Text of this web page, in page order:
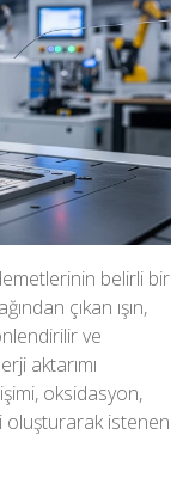
belirli bir
çıkan ışın,
ve
aktarımı
oksidasyon,
oluşturarak istenen